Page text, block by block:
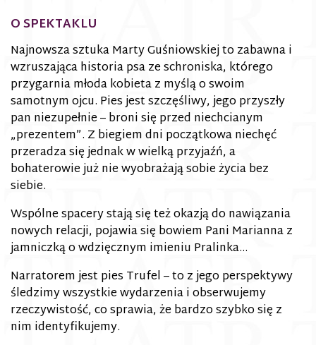
O SPEKTAKLU
Najnowsza sztuka Marty Guśniowskiej to zabawna i
wzruszająca historia psa ze schroniska, którego
przygarnia młoda kobieta z myślą o swoim
samotnym ojcu. Pies jest szczęśliwy, jego przyszły
pan niezupełnie – broni się przed niechcianym
„prezentem”. Z biegiem dni początkowa niechęć
przeradza się jednak w wielką przyjaźń, a
bohaterowie już nie wyobrażają sobie życia bez
siebie.
Wspólne spacery stają się też okazją do nawiązania
nowych relacji, pojawia się bowiem Pani Marianna z
jamniczką o wdzięcznym imieniu Pralinka…
Narratorem jest pies Trufel – to z jego perspektywy
śledzimy wszystkie wydarzenia i obserwujemy
rzeczywistość, co sprawia, że bardzo szybko się z
nim identyfikujemy.